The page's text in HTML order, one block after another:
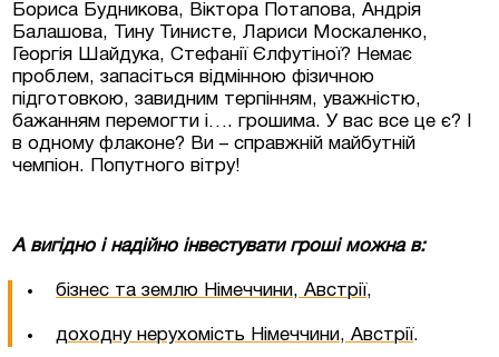
Бориса Будникова, Віктора Потапова, Андрія
Балашова, Тину Тинисте, Лариси Москаленко,
Георгія Шайдука, Стефанії Єлфутіної? Немає
проблем, запасіться відмінною фізичною
підготовкою, завидним терпінням, уважністю,
бажанням перемогти і…. грошима. У вас все це є? І
в одному флаконе? Ви – справжній майбутній
чемпіон. Попутного вітру!
А вигідно і надійно інвестувати гроші можна в:
бізнес та землю Німеччини, Австрії,
доходну нерухомість Німеччини, Австрії.